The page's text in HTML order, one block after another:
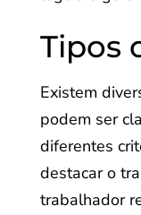
Tipos
Existem
podem ser
diferentes
destacar o
trabalhador